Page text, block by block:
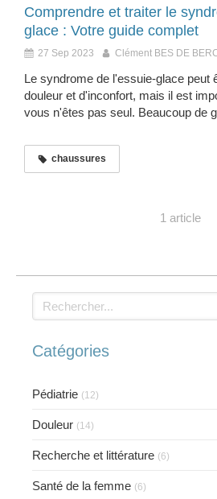
Comprendre et traiter le
glace : Votre guide complet
27 Sep 2023 Clément BES DE
Le syndrome de l'essuie-glace peut
douleur et d'inconfort, mais il est
vous n'êtes pas seul. Beaucoup de
chaussures
1 article
Rechercher
Catégories
Pédiatrie (12)
Douleur (14)
Recherche et littérature (6)
Santé de la femme (6)